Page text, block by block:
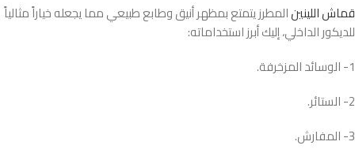
قماش اللينينالمطرز يتمتع بمظهر أنيق وطابع طبيعي مما يجعله خياراً مثالياً
للديكور الداخلي، إليك أبرز استخداماته:
1- الوسائد المزخرفة.
2- الستائر.
3- المفارش.